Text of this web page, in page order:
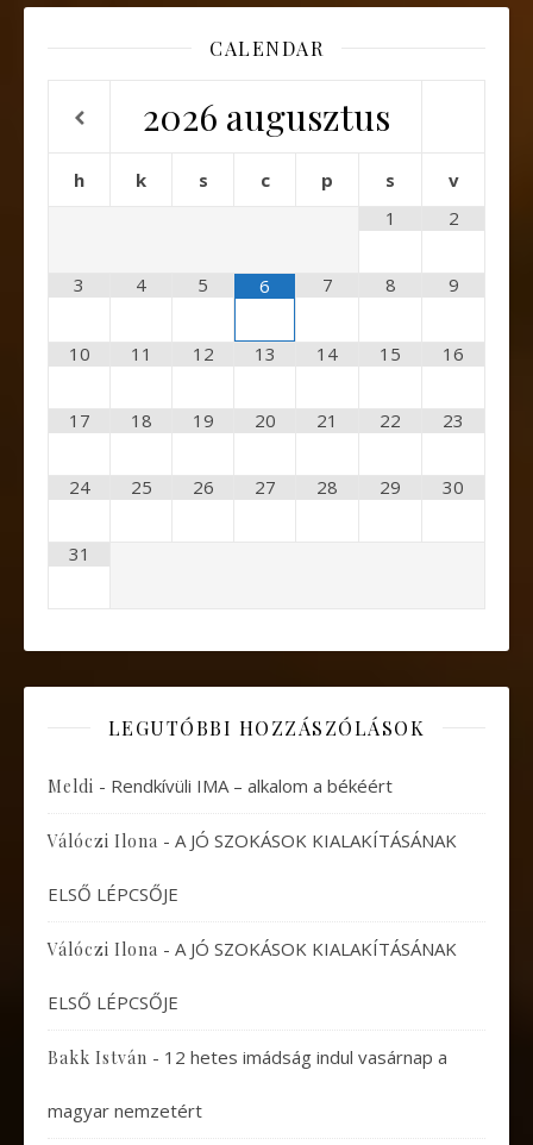
CALENDAR
2026 augusztus
h k s c p s
v
1
2
3 4 5 6 7 8 9
10 11 12 13 14 15 16
17 18 19 20 21 22 23
24 25 26 27 28 29 30
31
LEGUTÓBBI HOZZÁSZÓLÁSOK
Meldi - Rendkívüli IMA – alkalom a békéért
Válóczi Ilona - A JÓ SZOKÁSOK KIALAKÍTÁSÁNAK
ELSŐ LÉPCSŐJE
Válóczi Ilona - A JÓ SZOKÁSOK KIALAKÍTÁSÁNAK
ELSŐ LÉPCSŐJE
Bakk István - 12 hetes imádság indul vasárnap a
magyar nemzetért